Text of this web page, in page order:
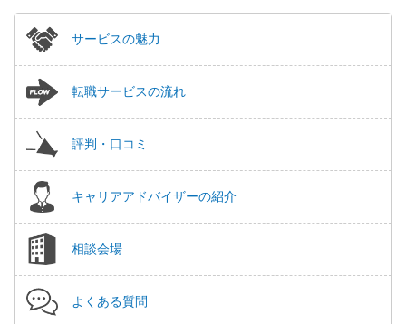
サービスの魅力
転職サービスの流れ
評判・口コミ
キャリアアドバイザーの紹介
相談会場
よくある質問